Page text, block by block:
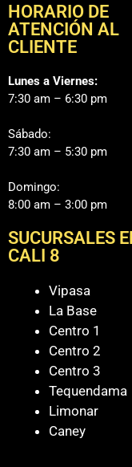
HORARIO DE
ATENCIÓN AL
CLIENTE
Lunes a Viernes:
7:30 am – 6:30 pm
Sábado:
7:30 am – 5:30 pm
Domingo:
8:00 am – 3:00 pm
SUCURSALES
CALI 8
Vipasa
La Base
Centro 1
Centro 2
Centro 3
Tequendama
Limonar
Caney